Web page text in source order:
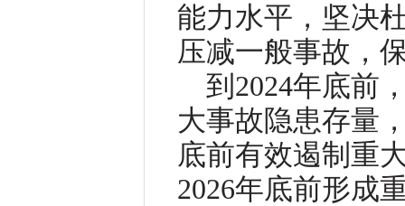
能力水平，坚决
压减一般事故，
到2024年底前
大事故隐患存量
底前有效遏制重
2026年底前形成